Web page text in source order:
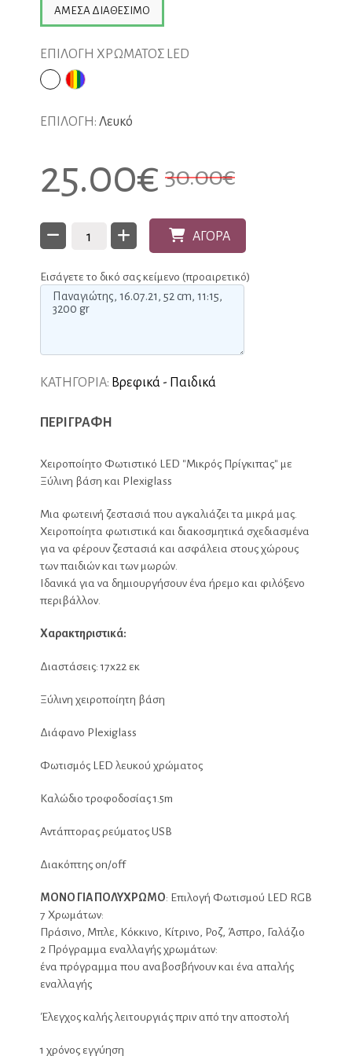
ΆΜΕΣΑ ΔΙΑΘΈΣΙΜΟ
ΕΠΙΛΟΓΗ ΧΡΩΜΑΤΟΣ LED
ΕΠΙΛΟΓΗ: Λευκό
25.00€ 30.00€
ΑΓΟΡΑ
Εισάγετε το δικό σας κείμενο (προαιρετικό)
ΚΑΤΗΓΟΡΙΑ: Βρεφικά - Παιδικά
ΠΕΡΙΓΡΑΦΗ
Χειροποίητο Φωτιστικό LED "Μικρός Πρίγκιπας" με
Ξύλινη βάση και Plexiglass
Μια φωτεινή ζεστασιά που αγκαλιάζει τα μικρά μας.
Χειροποίητα φωτιστικά και διακοσμητικά σχεδιασμένα
για να φέρουν ζεστασιά και ασφάλεια στους χώρους
των παιδιών και των μωρών.
Ιδανικά για να δημιουργήσουν ένα ήρεμο και φιλόξενο
περιβάλλον.
Χαρακτηριστικά:
Διαστάσεις: 17x22 εκ
Ξύλινη χειροποίητη βάση
Διάφανο Plexiglass
Φωτισμός LED λευκού χρώματος
Καλώδιο τροφοδοσίας 1.5m
Αντάπτορας ρεύματος USB
Διακόπτης on/off
ΜΟΝΟ ΓΙΑ ΠΟΛΥΧΡΩΜΟ: Επιλογή Φωτισμού LED RGB
7 Χρωμάτων:
Πράσινο, Μπλε, Κόκκινο, Κίτρινο, Ροζ, Άσπρο, Γαλάζιο
2 Πρόγραμμα εναλλαγής χρωμάτων:
ένα πρόγραμμα που αναβοσβήνουν και ένα απαλής
εναλλαγής
Έλεγχος καλής λειτουργιάς πριν από την αποστολή
1 χρόνος εγγύηση